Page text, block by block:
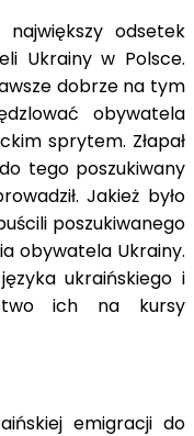
odsetek
Ukrainy w Polsce.
dobrze na tym
obywatela
sprytem. Złapał
tego poszukiwany
Jakież było
poszukiwanego
obywatela Ukrainy.
ukraińskiego i
ich na kursy
emigracji do